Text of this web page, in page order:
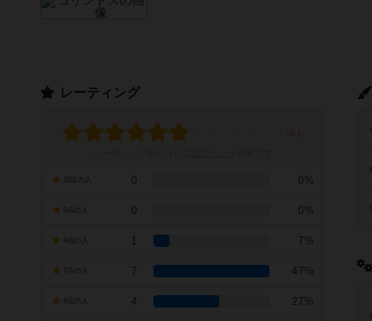
レーティング
0 0%
0 0%
1 7%
7点の人 7 47%
4 27%